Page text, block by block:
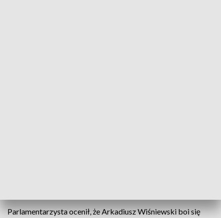
Parlamentarzysta ocenił, że Arkadiusz Wiśniewski boi się